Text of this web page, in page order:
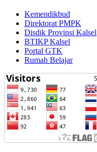
Kemendikbud
Direktorat PMPK
Disdik Provinsi Kalsel
BTIKP Kalsel
Portal GTK
Rumah Belajar